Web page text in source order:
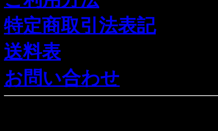
特定商取引法表記
送料表
お問い合わせ